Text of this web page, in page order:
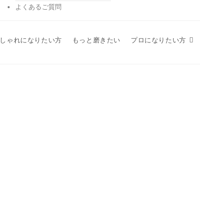
よくあるご質問
ゃれになりたい方 もっと磨きたい プロになりたい方